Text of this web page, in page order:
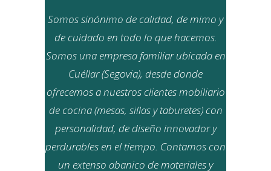
Somos sinónimo de calidad, de mimo y
de cuidado en todo lo que hacemos.
Somos una empresa familiar ubicada en
Cuéllar (Segovia), desde donde
ofrecemos a nuestros clientes mobiliario
de cocina (mesas, sillas y taburetes) con
personalidad, de diseño innovador y
perdurables en el tiempo. Contamos con
un extenso abanico de materiales y